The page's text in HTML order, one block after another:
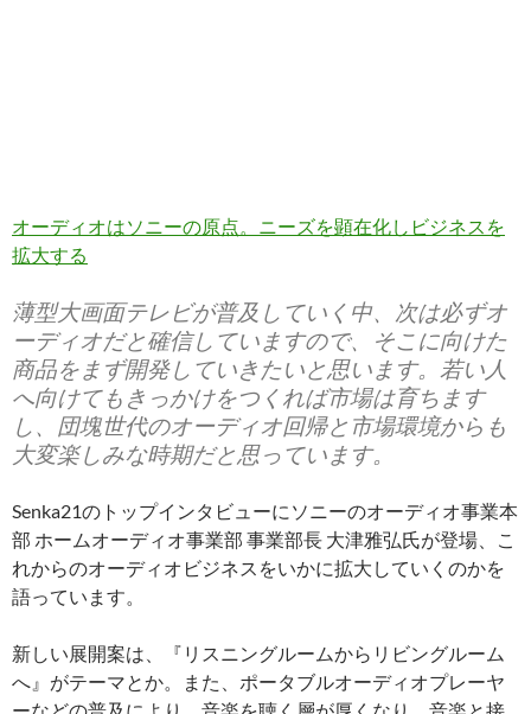
オーディオはソニーの原点。ニーズを顕在化しビジネスを
拡大する
薄型大画面テレビが普及していく中、次は必ずオ
ーディオだと確信していますので、そこに向けた
商品をまず開発していきたいと思います。若い人
へ向けてもきっかけをつくれば市場は育ちます
し、団塊世代のオーディオ回帰と市場環境からも
大変楽しみな時期だと思っています。
Senka21のトップインタビューにソニーのオーディオ事業本
部 ホームオーディオ事業部 事業部長 大津雅弘氏が登場、こ
れからのオーディオビジネスをいかに拡大していくのかを
語っています。
新しい展開案は、『リスニングルームからリビングルーム
へ』がテーマとか。また、ポータブルオーディオプレーヤ